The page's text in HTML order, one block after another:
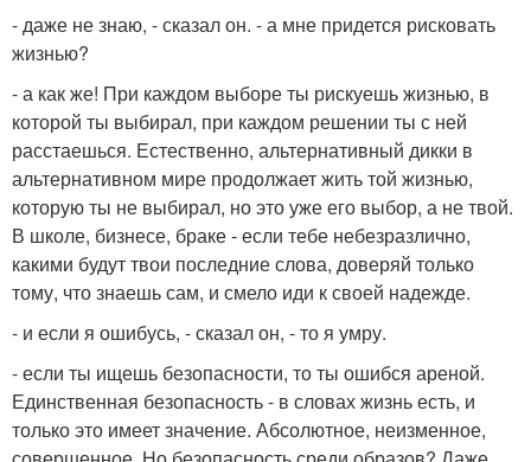
- даже не знаю, - сказал он. - а мне придется рисковать
жизнью?
- а как же! При каждом выборе ты рискуешь жизнью, в
которой ты выбирал, при каждом решении ты с ней
расстаешься. Естественно, альтернативный дикки в
альтернативном мире продолжает жить той жизнью,
которую ты не выбирал, но это уже его выбор, а не твой.
В школе, бизнесе, браке - если тебе небезразлично,
какими будут твои последние слова, доверяй только
тому, что знаешь сам, и смело иди к своей надежде.
- и если я ошибусь, - сказал он, - то я умру.
- если ты ищешь безопасности, то ты ошибся ареной.
Единственная безопасность - в словах жизнь есть, и
только это имеет значение. Абсолютное, неизменное,